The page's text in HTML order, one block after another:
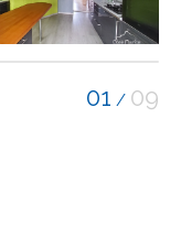
01 / 09
PISCINE